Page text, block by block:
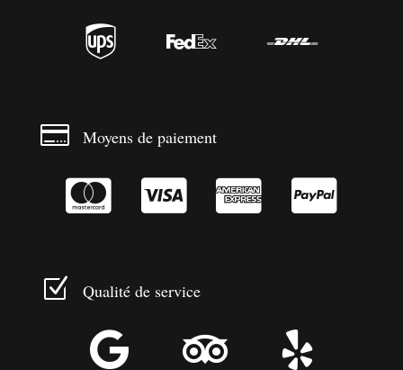
  
 Moyens de paiement
   
Z Qualité de service
  